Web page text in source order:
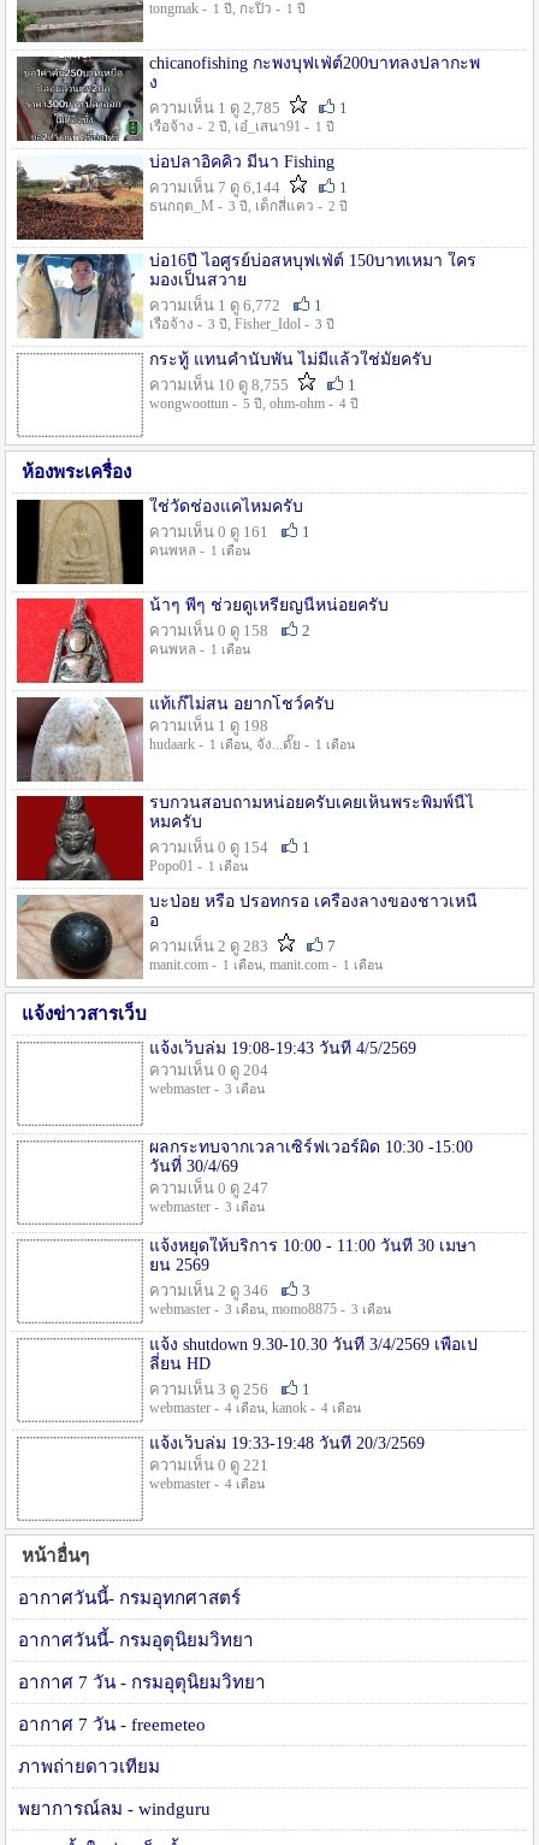
tongmak - 1 ปี , กะปิ๋ว - 1 ปี
chicanofishing กะพงบุฟเฟ่ต์200บาทลงปลากะพ
ง
ความเห็น 1 ดู 2,785
1
เรือจ้าง - 2 ปี , เอ๋_เสนา91 - 1 ปี
บ่อปลาอิคคิว มีนา Fishing
ความเห็น 7 ดู 6,144
1
ธนกฤต_M - 3 ปี , เด็กสี่แคว - 2 ปี
บ่อ16ปี ไอศูรย์บ่อสหบุฟเฟ่ต์ 150บาทเหมา ใคร
มองเป็นสวาย
ความเห็น 1 ดู 6,772
1
เรือจ้าง - 3 ปี , Fisher_Idol - 3 ปี
กระทู้ แทนคำนับพัน ไม่มีแล้วใช่มั๊ยครับ
ความเห็น 10 ดู 8,755
1
wongwoottun - 5 ปี , ohm-ohm - 4 ปี
ห้องพระเครื่อง
ใช่วัดช่องแคไหมครับ
ความเห็น 0 ดู 161
1
คนพหล - 1 เดือน
น้าๆ พี่ๆ ช่วยดูเหรียญนี้หน่อยครับ
ความเห็น 0 ดู 158
2
คนพหล - 1 เดือน
แท้เก๊ไม่สน อยากโชว์ครับ
ความเห็น 1 ดู 198
hudaark - 1 เดือน, จัง...ดั๊ย - 1 เดือน
รบกวนสอบถามหน่อยครับเคยเห็นพระพิมพ์นี้ไ
หมครับ
ความเห็น 0 ดู 154
1
Popo01 - 1 เดือน
บะป่อย หรือ ปรอทกรอ เครื่องลางของชาวเหนื
อ
ความเห็น 2 ดู 283
7
manit.com - 1 เดือน, manit.com - 1 เดือน
แจ้งข่าวสารเว็บ
แจ้งเว็บล่ม 19:08-19:43 วันที่ 4/5/2569
ความเห็น 0 ดู 204
webmaster - 3 เดือน
ผลกระทบจากเวลาเซิร์ฟเวอร์ผิด 10:30 -15:00
วันที่ 30/4/69
ความเห็น 0 ดู 247
webmaster - 3 เดือน
แจ้งหยุดให้บริการ 10:00 - 11:00 วันที่ 30 เมษา
ยน 2569
ความเห็น 2 ดู 346
3
webmaster - 3 เดือน, momo8875 - 3 เดือน
แจ้ง shutdown 9.30-10.30 วันที่ 3/4/2569 เพื่อเป
ลี่ยน HD
ความเห็น 3 ดู 256
1
webmaster - 4 เดือน, kanok - 4 เดือน
แจ้งเว็บล่ม 19:33-19:48 วันที่ 20/3/2569
ความเห็น 0 ดู 221
webmaster - 4 เดือน
หน้าอื่นๆ
อากาศวันนี้- กรมอุทกศาสตร์
อากาศวันนี้- กรมอุตุนิยมวิทยา
อากาศ 7 วัน - กรมอุตุนิยมวิทยา
อากาศ 7 วัน - freemeteo
ภาพถ่ายดาวเทียม
พยาการณ์ลม - windguru